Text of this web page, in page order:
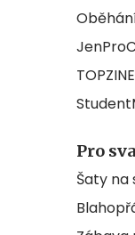
Pro
Šaty na